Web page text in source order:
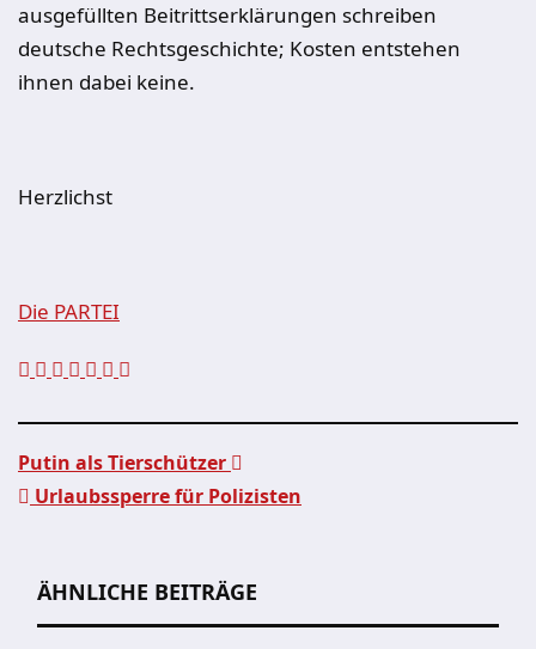
ausgefüllten Beitrittserklärungen schreiben
deutsche Rechtsgeschichte; Kosten entstehen
ihnen dabei keine.
Herzlichst
Die PARTEI
Putin als Tierschützer
Urlaubssperre für Polizisten
ÄHNLICHE BEITRÄGE